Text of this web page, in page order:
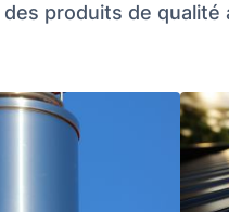
produits de qualité